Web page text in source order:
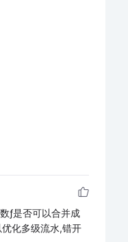
ƒ是否可以合并成
化多级流水,错开